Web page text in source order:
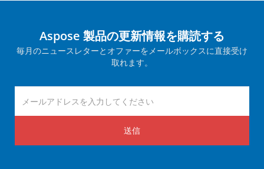
Aspose 製品の更新情報を購読する
毎月のニュースレターとオファーをメールボックスに直接受け
取れます。
送信